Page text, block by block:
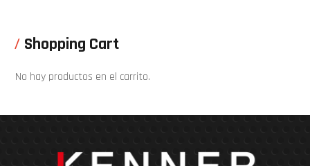
Shopping Cart
No hay productos en el carrito.